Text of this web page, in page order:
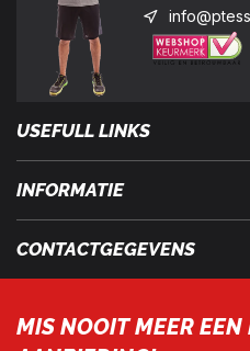
USEFULL LINKS
INFORMATIE
CONTACTGEGEVENS
MIS NOOIT MEER EEN